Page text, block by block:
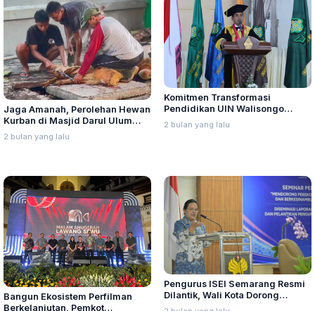
Jaga Amanah, Perolehan Hewan
Kurban di Masjid Darul Ulum
Bertambah
2 bulan yang lalu
Komitmen Transformasi
Pendidikan UIN Walisongo
Bangun Nilai-nilai Kemanusiaan
2 bulan yang lalu
Bangun Ekosistem Perfilman
Berkelanjutan, Pemkot
Pengurus ISEI Semarang Resmi
Dilantik, Wali Kota Dorong
Sinergi Lewat Program Waras